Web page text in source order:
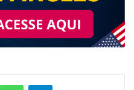
WhatsAppTelegram